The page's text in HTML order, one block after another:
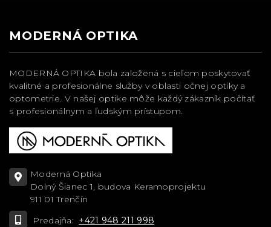
MODERNÁ OPTIKA
MODERNÁ OPTIKA bola založená s cieľom poskytovať
kvalitné a profesionálne služby v oblasti očnej optiky a
optometrie. V našej optike môže každý zákazník počítať
s profesionálnym a ľudským prístupom.
Moderná Optika
Dolný Šianec 1, budova Keramoprojektu
911 01 Trenčín
Predajňa: +421 948 211 998